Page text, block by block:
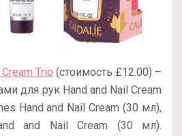
Trio (стоимость £12.00) –
для рук Hand and Nail Cream
Hand and Nail Cream (30 мл),
and Nail Cream (30 мл).